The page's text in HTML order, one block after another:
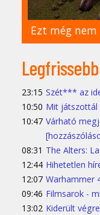
Ezt még
23:15 Szét*** az
10:50 Mit játszottál
10:47 Várható
08:31 The Alters:
12:44 Hihetetlen
12:07 Warhammer
09:46 Filmsarok -
13:02 Kiderült